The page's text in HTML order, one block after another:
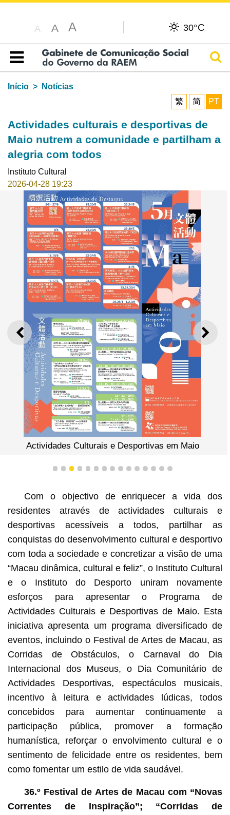
A A A 30°C
Índice
Início
Notícias
繁
简 PT
Actividades culturais e desportivas de
Maio nutrem a comunidade e partilham a
alegria com todos
Instituto Cultural
2026-04-28 19:23
ANTERIOR
Actividades Culturais e Desportivas em Maio
1 2 3 4 5 6 7 8 9 101112131415
Com o objectivo de enriquecer a vida dos
residentes através de actividades culturais e
desportivas acessíveis a todos, partilhar as
conquistas do desenvolvimento cultural e desportivo
com toda a sociedade e concretizar a visão de uma
“Macau dinâmica, cultural e feliz”, o Instituto Cultural
e o Instituto do Desporto uniram novamente
esforços para apresentar o Programa de
Actividades Culturais e Desportivas de Maio. Esta
iniciativa apresenta um programa diversificado de
eventos, incluindo o Festival de Artes de Macau, as
Corridas de Obstáculos, o Carnaval do Dia
Internacional dos Museus, o Dia Comunitário de
Actividades Desportivas, espectáculos musicais,
incentivo à leitura e actividades lúdicas, todos
concebidos para aumentar continuamente a
participação pública, promover a formação
humanística, reforçar o envolvimento cultural e o
sentimento de felicidade entre os residentes, bem
como fomentar um estilo de vida saudável.
36.º Festival de Artes de Macau com “Novas
Correntes de Inspiração”; “Corridas de